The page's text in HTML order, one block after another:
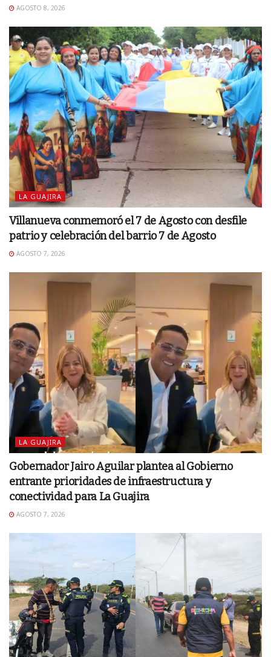
AGOSTO 8, 2026
LA GUAJIRA
Villanueva conmemoró el 7 de Agosto con desfile
patrio y celebración del barrio 7 de Agosto
AGOSTO 7, 2026
LA GUAJIRA
Gobernador Jairo Aguilar plantea al Gobierno
entrante prioridades de infraestructura y
conectividad para La Guajira
AGOSTO 7, 2026